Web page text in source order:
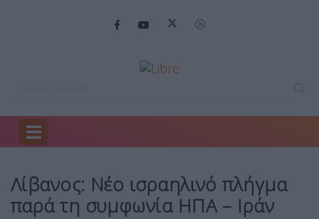
Home
Λίβανος: Νέο ισραηλινό πλήγμα
παρά τη συμφωνία ΗΠΑ – Ιράν